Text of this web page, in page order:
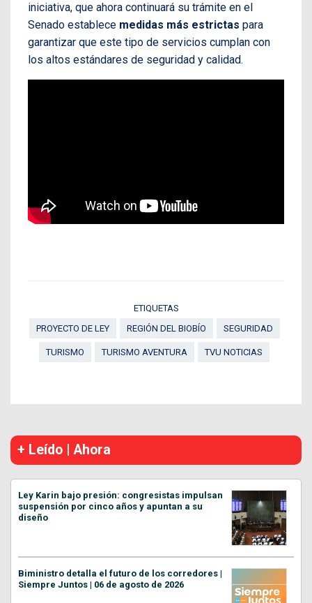
iniciativa, que ahora continuará su trámite en el
Senado establece medidas más estrictas para
garantizar que este tipo de servicios cumplan con
los altos estándares de seguridad y calidad.
ETIQUETAS
PROYECTO DE LEY
REGIÓN DEL BIOBÍO SEGURIDAD
TURISMO TURISMO AVENTURA TVU NOTICIAS
+ Leído | Ahora
Ley Karin bajo presión: congresistas impulsan
suspensión por cinco años y apuntan a su
diseño
Biministro detalla el futuro de los corredores |
Siempre Juntos | 06 de agosto de 2026